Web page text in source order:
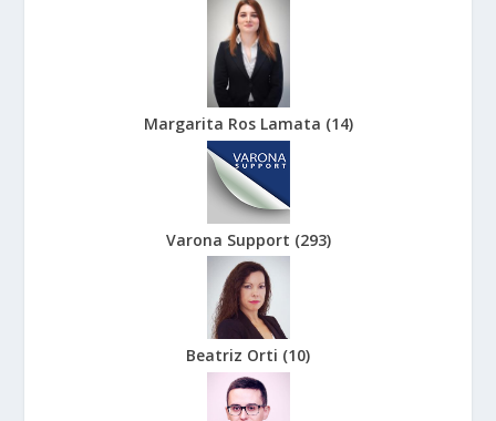
Margarita Ros Lamata (14)
Varona Support (293)
Beatriz Orti (10)